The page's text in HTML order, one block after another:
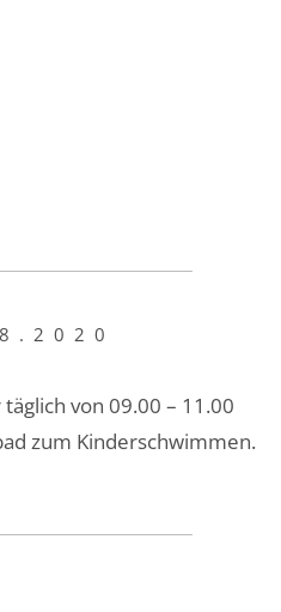
von 09.00 – 11.00
zum Kinderschwimmen.